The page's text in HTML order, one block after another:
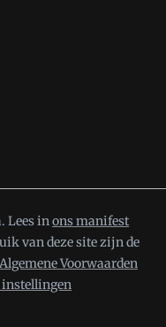
Lees inons manifest
van deze site zijn de
Algemene Voorwaarden